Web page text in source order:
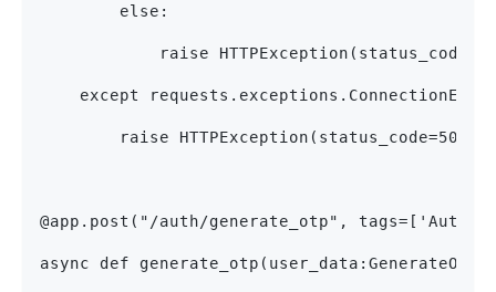
        else:
raise
except
raise HTTPException(status_code=503,
@app.post("/auth/generate_otp",
async def